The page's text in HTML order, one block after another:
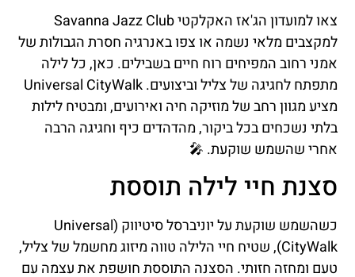
צאו למועדון הג'אז האקלקטי Savanna Jazz Club
למקצבים מלאי נשמה או צפו באנרגיה חסרת הגבולות של
אמני רחוב המפיחים רוח חיים בשבילים. כאן, כל לילה
מתפתח לחגיגה של צליל וביצועים. Universal CityWalk
מציע מגוון רחב של מוזיקה חיה ואירועים, ומבטיח לילות
בלתי נשכחים בכל ביקור, מהדהדים כיף וחגיגה הרבה
אחרי שהשמש שוקעת. 🎤
סצנת חיי לילה תוססת
כשהשמש שוקעת על יוניברסל סיטיווק (Universal
CityWalk), שטיח חיי הלילה טווה מיזוג מחשמל של צליל,
טעם ומחזה חזותי. הסצנה התוססת חושפת את עצמה עם